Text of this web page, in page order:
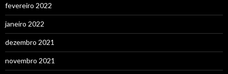
fevereiro 2022
janeiro 2022
dezembro 2021
novembro 2021